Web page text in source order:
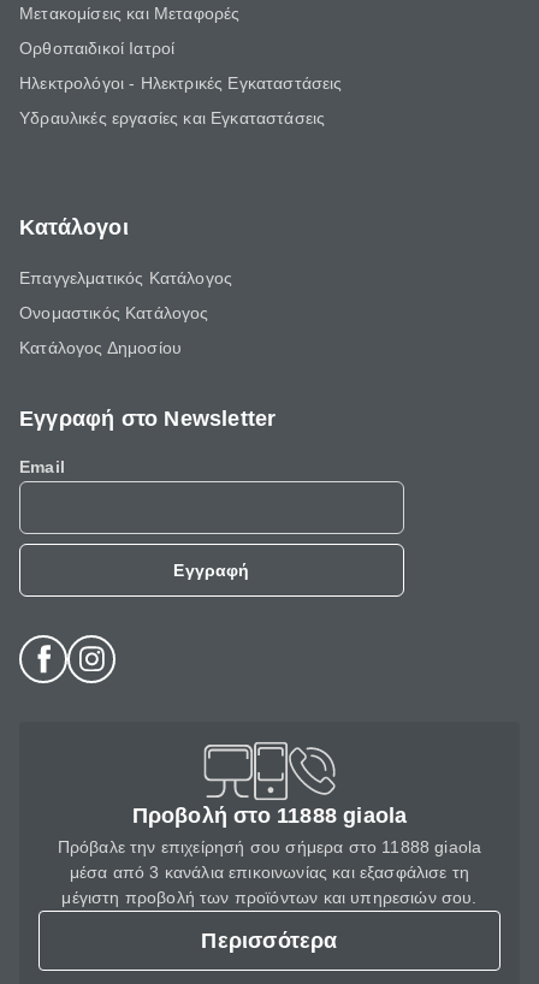
Μετακομίσεις και Μεταφορές
Ορθοπαιδικοί Ιατροί
Ηλεκτρολόγοι - Ηλεκτρικές Εγκαταστάσεις
Υδραυλικές εργασίες και Εγκαταστάσεις
Κατάλογοι
Επαγγελματικός Κατάλογος
Ονομαστικός Κατάλογος
Κατάλογος Δημοσίου
Εγγραφή στο Newsletter
Email
Εγγραφή
Προβολή στο 11888 giaola
Πρόβαλε την επιχείρησή σου σήμερα στο 11888 giaola
μέσα από 3 κανάλια επικοινωνίας και εξασφάλισε τη
μέγιστη προβολή των προϊόντων και υπηρεσιών σου.
Περισσότερα